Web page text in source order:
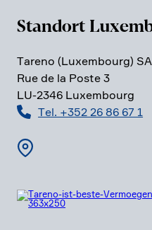
Standort
Tareno (Luxem­bourg) SA
Rue de la Poste 3
LU-2346 Luxem­bourg
Tel. +352 26 86 67 1